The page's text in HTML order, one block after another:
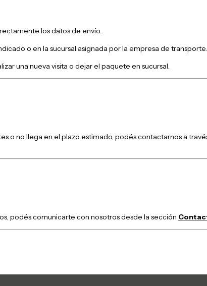
los datos de envío.
o en la sucursal asignada por la empresa de transporte.
una nueva visita o dejar el paquete en sucursal.
o no llega en el plazo estimado, podés contactarnos a
podés comunicarte con nosotros desde la sección